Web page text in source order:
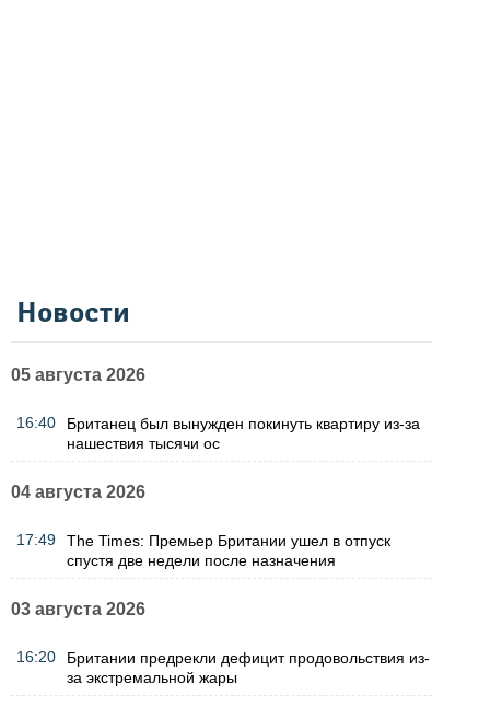
Новости
05 августа 2026
16:40
Британец был вынужден покинуть квартиру из-за
нашествия тысячи ос
04 августа 2026
17:49
The Times: Премьер Британии ушел в отпуск
спустя две недели после назначения
03 августа 2026
16:20
Британии предрекли дефицит продовольствия из-
за экстремальной жары